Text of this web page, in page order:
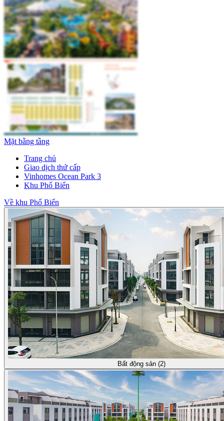
Mặt bằng tầng
Trang chủ
Giao dịch thứ cấp
Vinhomes Ocean Park 3
Khu Phố Biển
Về khu Phố Biển
Bất động sản (2)